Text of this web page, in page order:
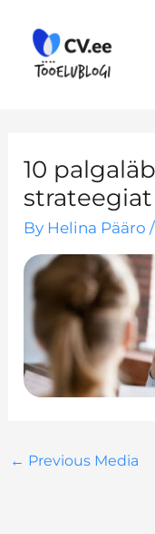
content
10
By Helina Pääro
← Previous Media